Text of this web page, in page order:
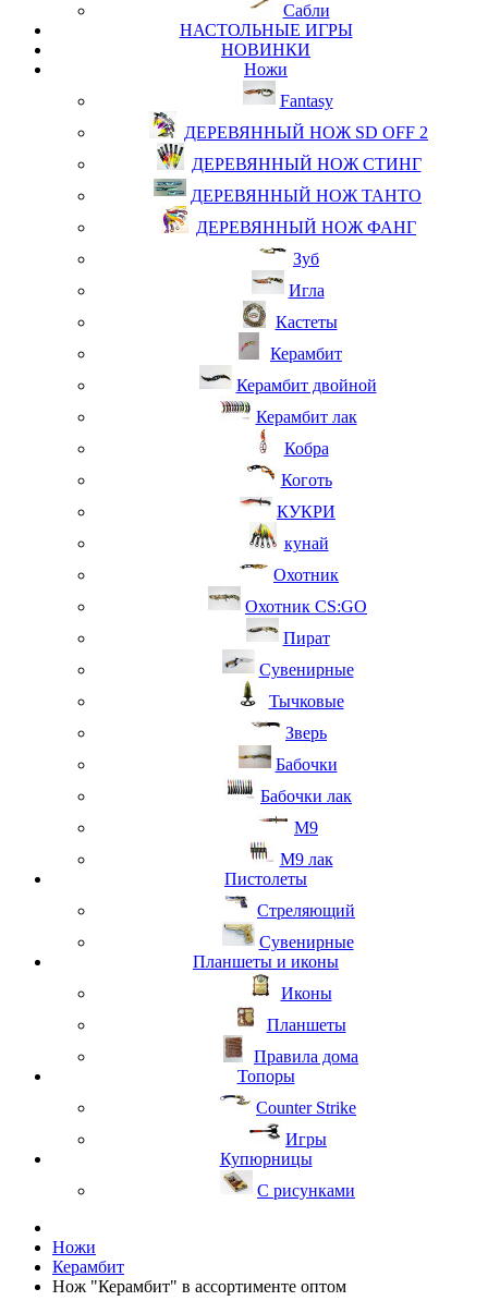
Сабли
НАСТОЛЬНЫЕ ИГРЫ
НОВИНКИ
Ножи
Fantasy
ДЕРЕВЯННЫЙ НОЖ SD OFF 2
ДЕРЕВЯННЫЙ НОЖ СТИНГ
ДЕРЕВЯННЫЙ НОЖ ТАНТО
ДЕРЕВЯННЫЙ НОЖ ФАНГ
Зуб
Игла
Кастеты
Керамбит
Керамбит двойной
Керамбит лак
Кобра
Коготь
КУКРИ
кунай
Охотник
Охотник CS:GO
Пират
Сувенирные
Тычковые
Зверь
Бабочки
Бабочки лак
М9
M9 лак
Пистолеты
Стреляющий
Сувенирные
Планшеты и иконы
Иконы
Планшеты
Правила дома
Топоры
Counter Strike
Игры
Купюрницы
С рисунками
Ножи
Керамбит
Нож "Керамбит" в ассортименте оптом